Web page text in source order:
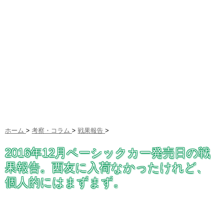
ホーム > 考察・コラム > 戦果報告 >
2016年12月ベーシックカー発売日の戦
果報告。西友に入荷なかったけれど、
個人的にはまずまず。